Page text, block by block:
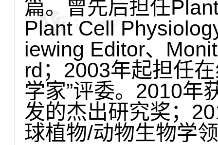
篇。曾先后担任
Plant Cell
iewing Editor、
rd；2003年起担任
学家”评委。2010年
发的杰出研究奖；
球植物/动物生物学